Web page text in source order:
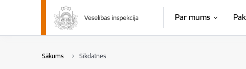
Pāriet uz lapas saturu
Par mums
Sākums Sīkdatnes